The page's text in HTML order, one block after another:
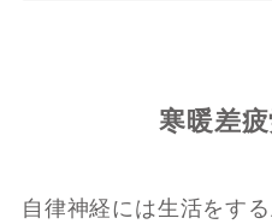
寒暖差
自律神経には生活をす